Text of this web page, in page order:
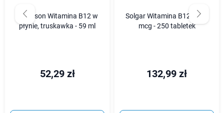
Swanson Witamina B12 w
płynie, truskawka - 59 ml
52,29 zł
Solgar Witamina B12 1000
mcg - 250 tabletek
132,99 zł